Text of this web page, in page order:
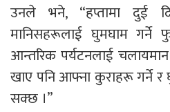
उनले भने, “हप्तामा दुई
मानिसहरूलाई घुमघाम गर्ने
आन्तरिक पर्यटनलाई
खाए पनि आफ्ना कुराहरू गर्ने र
सक्छ ।”